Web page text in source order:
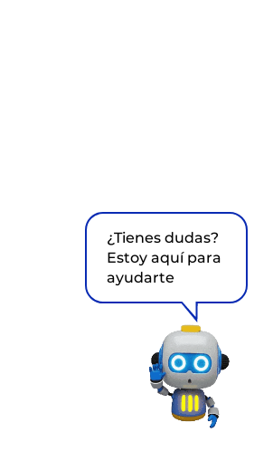
¿Tienes dudas?
Estoy aquí para
ayudarte